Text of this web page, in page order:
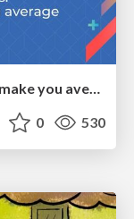
The SEO identity crisis: Don't let AI make you average
0 530